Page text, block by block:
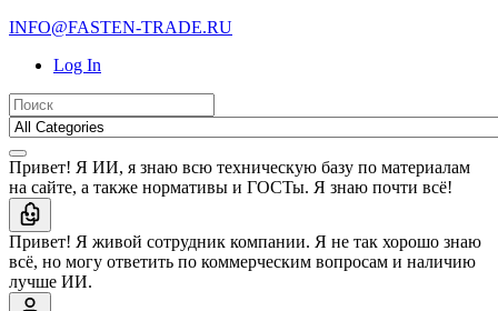
INFO@FASTEN-TRADE.RU
Log In
Привет! Я ИИ, я знаю всю техническую базу по материалам
на сайте, а также нормативы и ГОСТы. Я знаю почти всё!
Привет! Я живой сотрудник компании. Я не так хорошо знаю
всё, но могу ответить по коммерческим вопросам и наличию
лучше ИИ.